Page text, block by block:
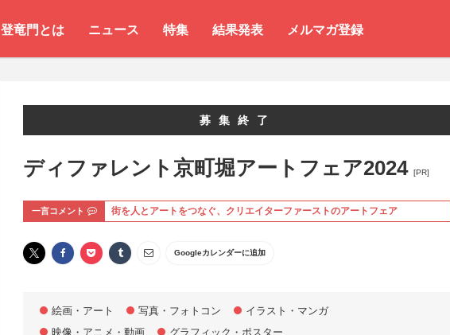
登竜門とは ニュース 特集 結果発表 メルマガ登録
募集終了
ディファレント京町堀アートフェア2024 [PR]
一言コメント 街を人とアートをつなぐ、クリエイターファーストのアートフェア
Googleカレンダーに追加
絵画・アート 写真・フォトコン
イラスト・マンガ
映像・アニメ・動画
グラフィック・ポスター